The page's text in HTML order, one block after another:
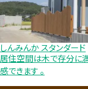
しんみんか スタンダード
居住空間は木で存分に
感できます 。